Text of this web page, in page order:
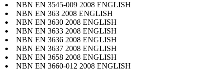
NBN EN 3545-009 2008 ENGLISH
NBN EN 363 2008 ENGLISH
NBN EN 3630 2008 ENGLISH
NBN EN 3633 2008 ENGLISH
NBN EN 3636 2008 ENGLISH
NBN EN 3637 2008 ENGLISH
NBN EN 3658 2008 ENGLISH
NBN EN 3660-012 2008 ENGLISH